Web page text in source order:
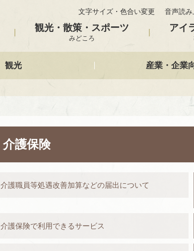
文字サイズ・色合い変更 音声読み
観光・散策・スポーツ
みどころ
アイ
観光 産業・企業
介護保険
介護職員等処遇改善加算などの届出について
介護保険で利用できるサービス